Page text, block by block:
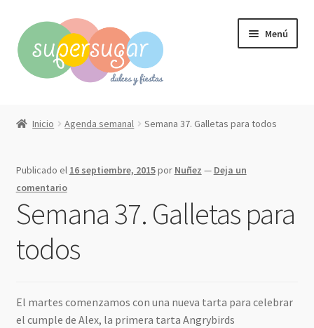
a
la
navegación
al
contenido
Menú
Qué hacemos?
menú
hijo
Contacto
Mi cuenta
Inicio Agenda semanal Semana 37. Galletas para todos
Publicado el 16 septiembre, 2015por Nuñez — Deja un
comentario
Semana 37. Galletas para
todos
El martes comenzamos con una nueva tarta para celebrar
el cumple de Alex, la primera tarta Angrybirds